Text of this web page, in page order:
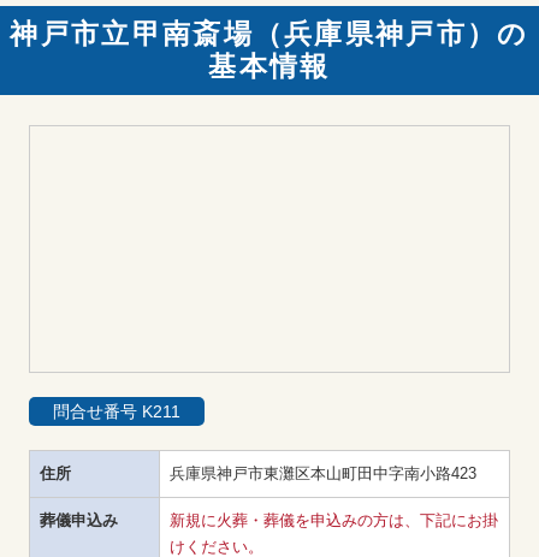
神戸市立甲南斎場（兵庫県神戸市）の
基本情報
住所 兵庫県神戸市東灘区本山町田中字南小路423
葬儀申込み
新規に火葬・葬儀を申込みの方は、下記にお掛
けください。
問合せ番号 K211